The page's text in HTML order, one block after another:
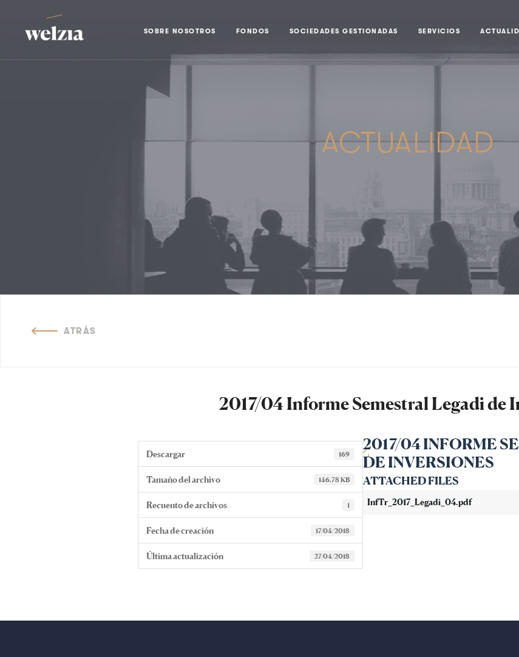
SOBRE NOSOTROS FONDOS SOCIEDADES GESTIONADAS SERVICIOS
ACTUALIDAD
ATRÁS
2017/04 Informe Semestral Legadi de
Descargar 169
Tamaño del archivo 146.78 KB
Recuento de archivos 1
Fecha de creación 17/04/2018
Última actualización 27/04/2018
2017/04 INFORME
DE INVERSIONES
ATTACHED FILES
InfTr_2017_Legadi_04.pdf